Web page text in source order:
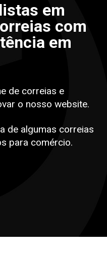
em
com
em
de correias e
o nosso website.
de algumas correias
para comércio.